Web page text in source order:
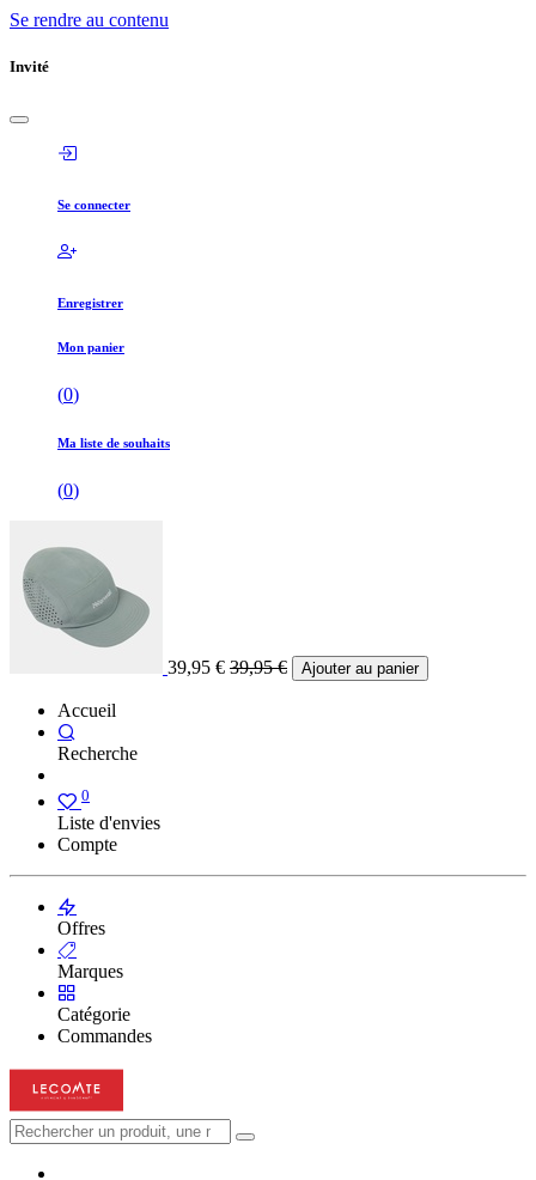
Se rendre au contenu
Invité
Se connecter
Enregistrer
Mon panier
(0)
Ma liste de souhaits
(0)
39,95 € 39,95€ Ajouter au panier
Accueil
Recherche
0
Liste d'envies
Compte
Offres
Marques
Catégorie
Commandes